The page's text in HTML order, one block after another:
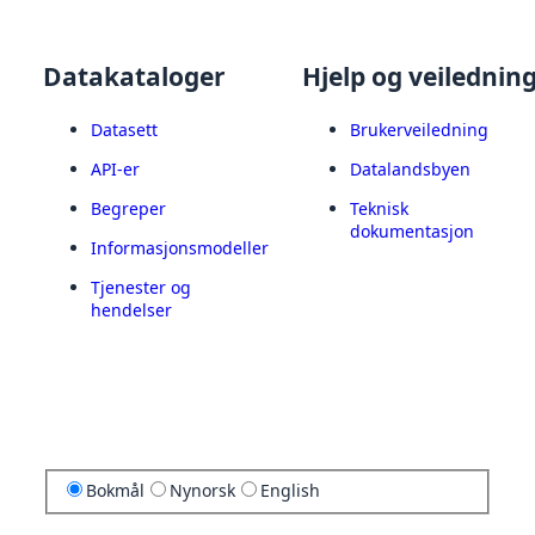
Datakataloger
Datasett
API-er
Begreper
Informasjonsmodeller
Tjenester og
hendelser
Hjelp og
Brukerveiledning
Datalandsbyen
Teknisk
dokumentasjon
Bokmål Nynorsk English